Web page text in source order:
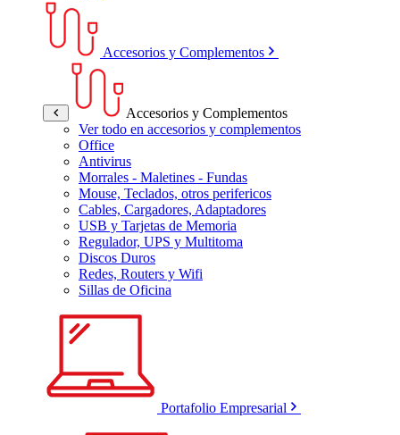
Accesorios y Complementos
Accesorios y Complementos
Ver todo en accesorios y complementos
Office
Antivirus
Morrales - Maletines - Fundas
Mouse, Teclados, otros perifericos
Cables, Cargadores, Adaptadores
USB y Tarjetas de Memoria
Regulador, UPS y Multitoma
Discos Duros
Redes, Routers y Wifi
Sillas de Oficina
Portafolio Empresarial